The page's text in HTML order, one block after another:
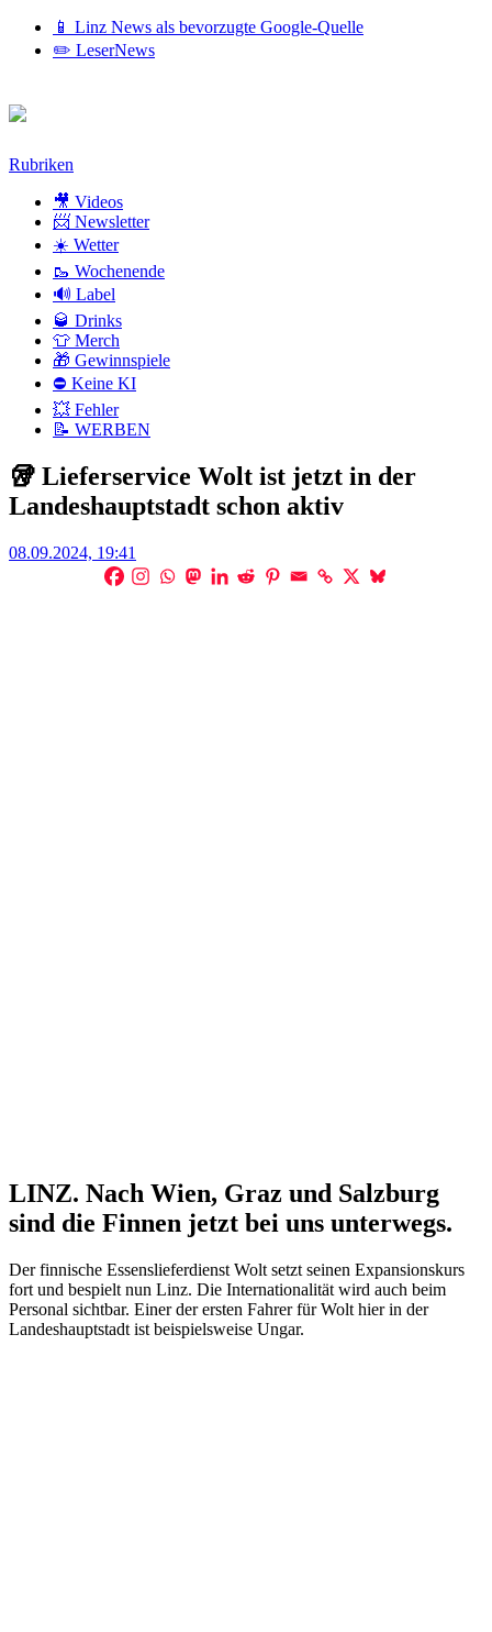
📱 Linz News als bevorzugte Google-Quelle
✏️ LeserNews
Zum
Rubriken
🎥 Videos
📨 Newsletter
☀️ Wetter
🥾 Wochenende
🔊 Label
🥃 Drinks
👕 Merch
🎁 Gewinnspiele
⛔ Keine KI
💥 Fehler
📝 WERBEN
🥡 Lieferservice Wolt ist jetzt in der
Landeshauptstadt schon aktiv
Posted
08.09.2024, 19:41
LINZ. Nach Wien, Graz und Salzburg
sind die Finnen jetzt bei uns unterwegs.
Der finnische Essenslieferdienst Wolt setzt seinen Expansionskurs
fort und bespielt nun Linz. Die Internationalität wird auch beim
Personal sichtbar. Einer der ersten Fahrer für Wolt hier in der
Landeshauptstadt ist beispielsweise Ungar.